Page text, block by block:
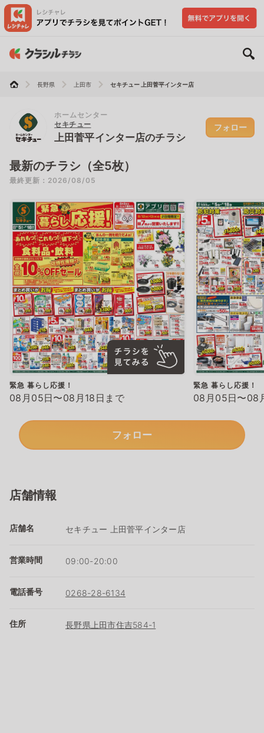
長野県 上田市 セキチュー 上田菅平インター店
ホームセンター
セキチュー
上田菅平インター店のチラシ
フォロー
最新のチラシ（全5枚）
最終更新：2026/08/05
緊急 暮らし応援！
08月05日〜08月18日まで
緊急 暮らし応援！
08月05日〜08
フォロー
店舗情報
店舗名 セキチュー 上田菅平インター店
営業時間 09:00-20:00
電話番号 0268-28-6134
住所 長野県上田市住吉584-1